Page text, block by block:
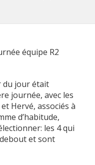
équipe R2
du jour était
journée, avec les
Hervé, associés à
d’habitude,
les 4 qui
et sont